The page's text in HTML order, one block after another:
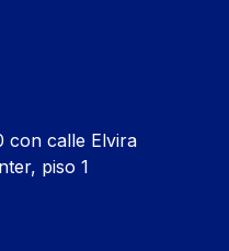
con calle Elvira
piso 1